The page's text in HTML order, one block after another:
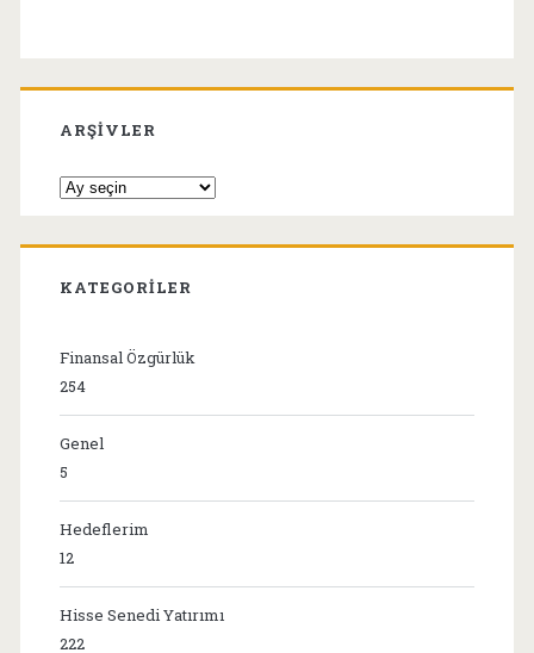
ARŞIVLER
Arşivler
KATEGORILER
Finansal Özgürlük
254
Genel
5
Hedeflerim
12
Hisse Senedi Yatırımı
222